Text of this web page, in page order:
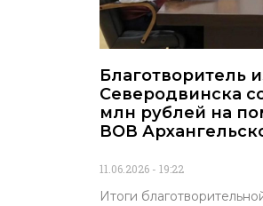
Благотворитель
Северодвинска
млн рублей на
ВОВ
11.06.2026 19:22
Итоги